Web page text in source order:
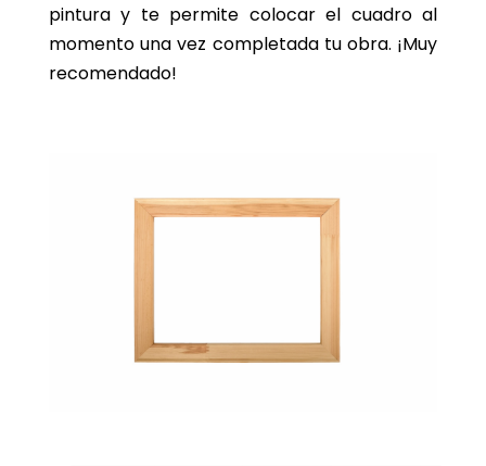
pintura y te permite colocar el cuadro al
momento una vez completada tu obra. ¡Muy
recomendado!